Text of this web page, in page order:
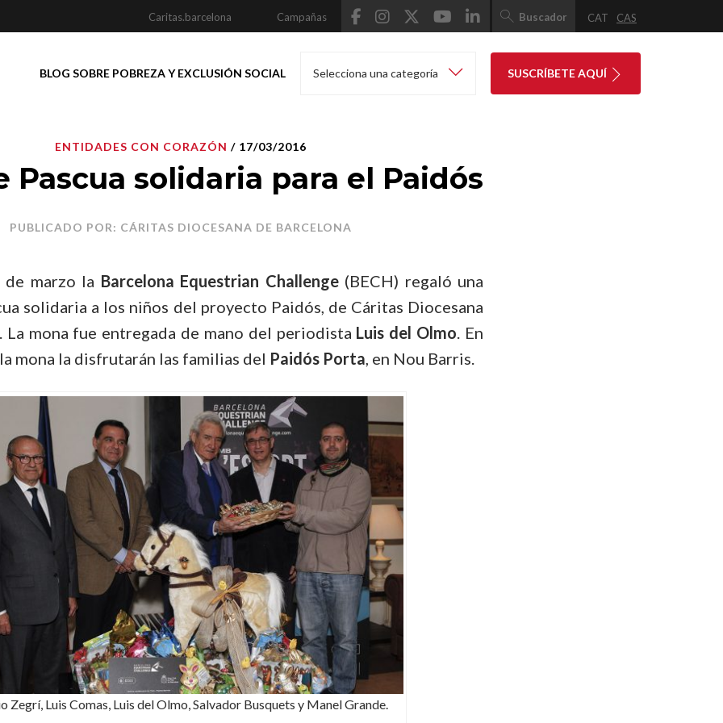
Caritas.barcelona Campañas Buscador CAT CAS
BLOG SOBRE POBREZA Y EXCLUSIÓN SOCIAL Selecciona una categoría SUSCRÍBETE AQUÍ
ENTIDADES CON CORAZÓN / 17/03/2016
Pascua solidaria para el Paidós
PUBLICADO POR: CÁRITAS DIOCESANA DE BARCELONA
de marzo la Barcelona Equestrian Challenge(BECH) regaló una
solidaria a los niños del proyecto Paidós, de Cáritas Diocesana
La mona fue entregada de mano del periodista Luis del Olmo. En
mona la disfrutarán las familias del Paidós Porta, en Nou Barris.
Zegrí, Luis Comas, Luis del Olmo, Salvador Busquets y Manel Grande.